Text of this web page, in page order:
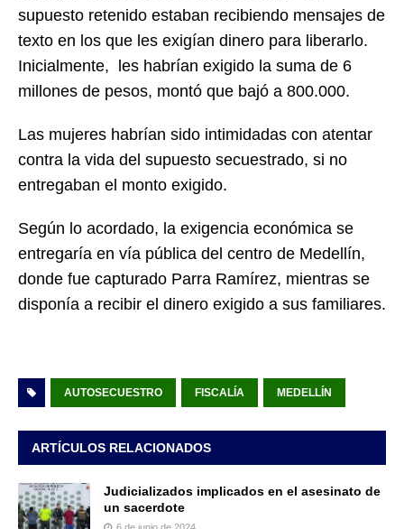
supuesto retenido estaban recibiendo mensajes de
texto en los que les exigían dinero para liberarlo.
Inicialmente, les habrían exigido la suma de 6
millones de pesos, montó que bajó a 800.000.
Las mujeres habrían sido intimidadas con atentar
contra la vida del supuesto secuestrado, si no
entregaban el monto exigido.
Según lo acordado, la exigencia económica se
entregaría en vía pública del centro de Medellín,
donde fue capturado Parra Ramírez, mientras se
disponía a recibir el dinero exigido a sus familiares.
AUTOSECUESTRO FISCALÍA MEDELLÍN
ARTÍCULOS RELACIONADOS
Judicializados implicados en el asesinato de
un sacerdote